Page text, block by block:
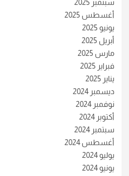
سبتمبر 2025
أغسطس 2025
يونيو 2025
أبريل 2025
مارس 2025
فبراير 2025
يناير 2025
ديسمبر 2024
نوفمبر 2024
أكتوبر 2024
سبتمبر 2024
أغسطس 2024
يوليو 2024
يونيو 2024